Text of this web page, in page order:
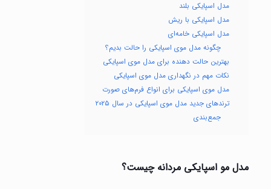
مدل اسپایکی بلند
مدل اسپایکی با ریش
مدل اسپایکی خامه‌ای
چگونه مدل موی اسپایکی را حالت بدیم؟
بهترین حالت دهنده برای مدل موی اسپایکی
نکات مهم در نگهداری مدل موی اسپایکی
مدل موی اسپایکی برای انواع فرم‌های صورت
ترندهای جدید مدل موی اسپایکی در سال ۲۰۲۵
جمع‌بندی
مدل مو اسپایکی مردانه چیست؟